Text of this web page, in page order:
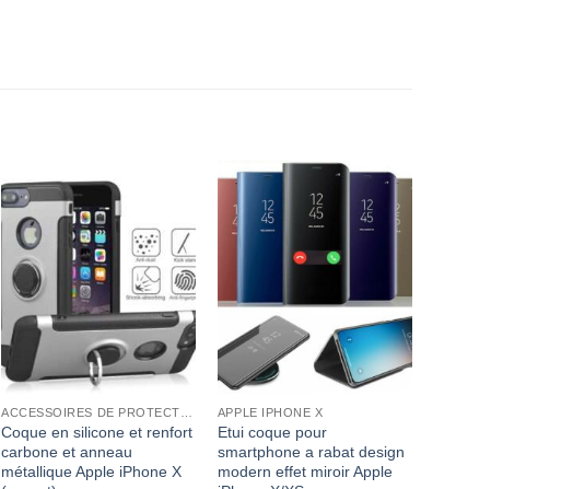
Coque en silicone et renfort
carbone et anneau
métallique Apple iPhone X
APPLE IPHONE X
Etui coque pour
smartphone a rabat design
modern effet miroir Apple